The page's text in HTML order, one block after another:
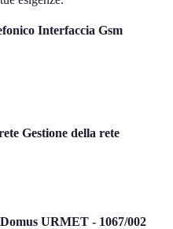
Interfaccia Gsm
Gestione della rete
URMET - 1067/002